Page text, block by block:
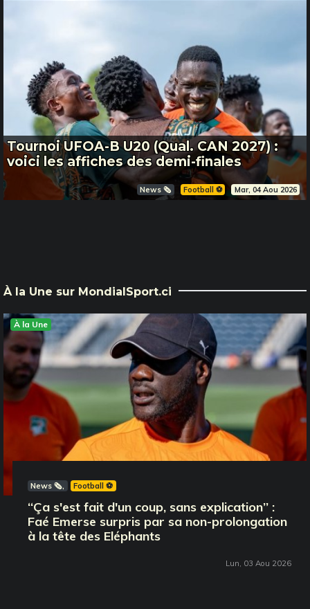
Tournoi UFOA-B U20 (Qual. CAN 2027) :
voici les affiches des demi-finales
News 🗞️ Football ⚽️ Mar, 04 Aou 2026
À la Une sur MondialSport.ci
À la Une
News 🗞️ Football ⚽️
‘‘Ça s'est fait d'un coup, sans explication’’ :
Faé Emerse surpris par sa non-prolongation
à la tête des Eléphants
Lun, 03 Aou 2026